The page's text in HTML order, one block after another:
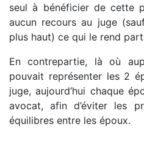
seul à bénéficier de cette
aucun recours au juge
plus haut) ce qui le rend
En contrepartie, là où
pouvait représenter les 2
juge, aujourd’hui chaque
avocat, afin d’éviter les
équilibres entre les époux.